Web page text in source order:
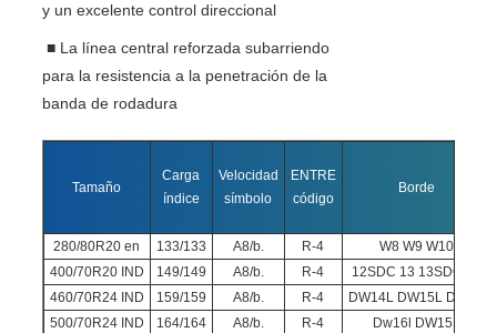
y un excelente control direccional
■ La línea central reforzada subarriendo
para la resistencia a la penetración de la
banda de rodadura
Tamaño
Carga
índice
Velocidad
símbolo
ENTRE
código
Borde
280/80R20 en 133/133 A8/b. R-4
W8 W9 W10
400/70R20 IND
149/149 A8/b. R-4
12SDC 13 13SDC 14
460/70R24 IND
159/159 A8/b. R-4
DW14L DW15L Dw16l
500/70R24 IND
164/164 A8/b. R-4
Dw16l DW15L